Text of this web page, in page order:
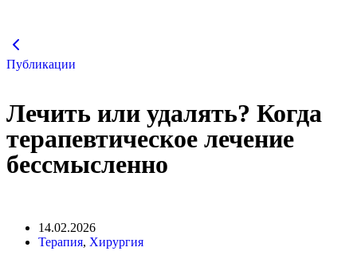
Публикации
Лечить или удалять? Когда
терапевтическое лечение
бессмысленно
14.02.2026
Терапия, Хирургия